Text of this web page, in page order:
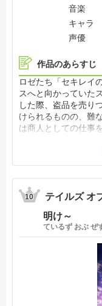
音楽
キャラ
声優
作品のあらすじ
ロゼたち「セキレイ
スへと向かっていた
した際、盗品を売り
けられるものの、難
は商人としての仕事
ことができるように
ストンベルに辿り着
う。【公式サイト他
10
テイルズ オ
明け～
ているず おぶ ぜ